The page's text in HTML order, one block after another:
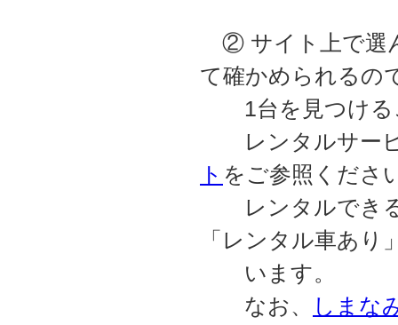
② サイト上で選
て確かめられるの
1台を見つける
レンタルサービ
ト をご参照くださ
レンタルでき
「レンタル車あり
います。
なお、
しまな